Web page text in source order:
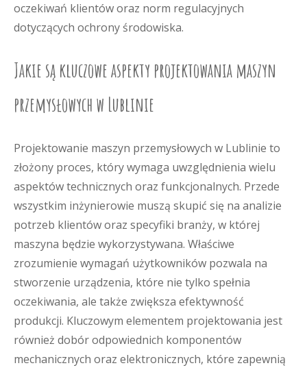
oczekiwań klientów oraz norm regulacyjnych
dotyczących ochrony środowiska.
Jakie są kluczowe aspekty projektowania maszyn
przemysłowych w Lublinie
Projektowanie maszyn przemysłowych w Lublinie to
złożony proces, który wymaga uwzględnienia wielu
aspektów technicznych oraz funkcjonalnych. Przede
wszystkim inżynierowie muszą skupić się na analizie
potrzeb klientów oraz specyfiki branży, w której
maszyna będzie wykorzystywana. Właściwe
zrozumienie wymagań użytkowników pozwala na
stworzenie urządzenia, które nie tylko spełnia
oczekiwania, ale także zwiększa efektywność
produkcji. Kluczowym elementem projektowania jest
również dobór odpowiednich komponentów
mechanicznych oraz elektronicznych, które zapewnią